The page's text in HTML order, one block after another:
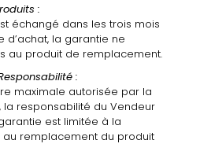
:
échangé dans les trois mois
d’achat, la garantie ne
au produit de remplacement.
:
maximale autorisée par la
la responsabilité du Vendeur
est limitée à la
remplacement du produit